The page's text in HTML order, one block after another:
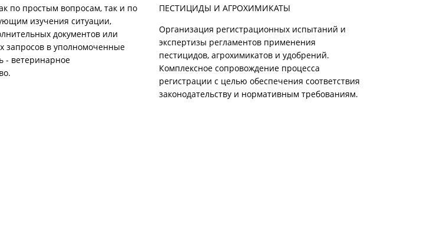
по простым вопросам, так и по
изучения ситуации,
документов или
запросов в уполномоченные
- ветеринарное
ПЕСТИЦИДЫ И АГРОХИМИКАТЫ
Организация регистрационных испытаний и
экспертизы регламентов применения
пестицидов, агрохимикатов и удобрений.
Комплексное сопровождение процесса
регистрации с целью обеспечения соответствия
законодательству и нормативным требованиям.